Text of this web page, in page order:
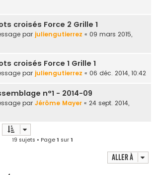
croisés Force 2 Grille 1
par juliengutierrez « 09 mars 2015,
croisés Force 1 Grille 1
par juliengutierrez « 06 déc. 2014, 10:42
n°1 - 2014-09
par Jérôme Mayer « 24 sept. 2014,
19 sujets • Page1 sur1
Aller à